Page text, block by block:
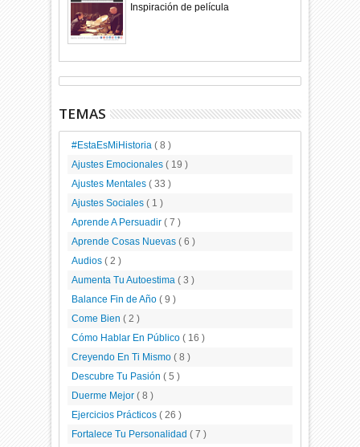
Inspiración de película
TEMAS
#EstaEsMiHistoria( 8 )
Ajustes Emocionales( 19 )
Ajustes Mentales( 33 )
Ajustes Sociales( 1 )
Aprende A Persuadir( 7 )
Aprende Cosas Nuevas( 6 )
Audios( 2 )
Aumenta Tu Autoestima( 3 )
Balance Fin de Año( 9 )
Come Bien( 2 )
Cómo Hablar En Público( 16 )
Creyendo En Ti Mismo( 8 )
Descubre Tu Pasión( 5 )
Duerme Mejor( 8 )
Ejercicios Prácticos( 26 )
Fortalece Tu Personalidad( 7 )